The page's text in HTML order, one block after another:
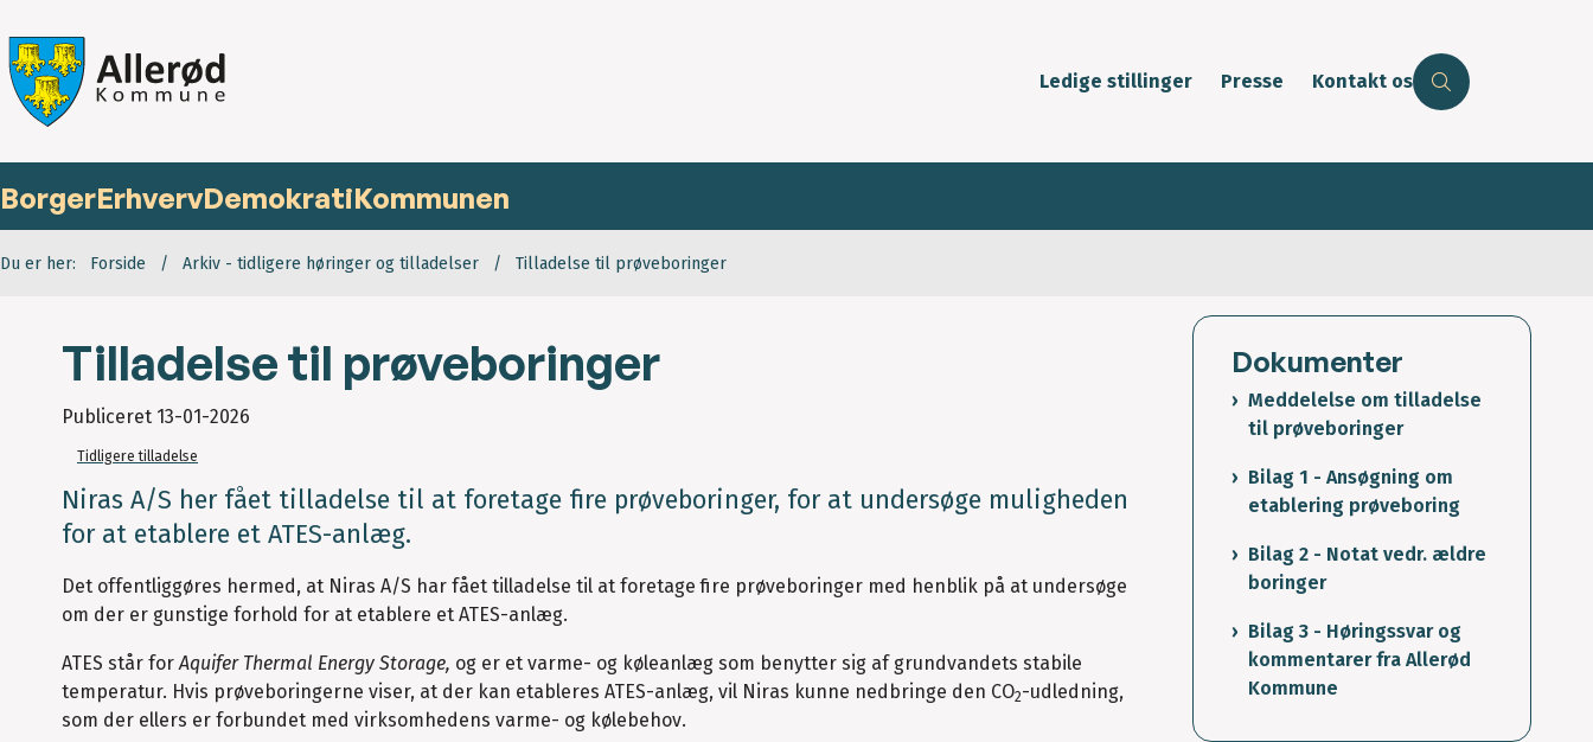
Ledige stillinger Presse Kontakt os
BorgerErhvervDemokratiKommunen
Du er her: Forside Arkiv - tidligere høringer og tilladelser Tilladelse til prøveboringer
Tilladelse til prøveboringer
Publiceret 13-01-2026
Tidligere tilladelse
Niras A/S her fået tilladelse til at foretage fire prøveboringer, for at undersøge muligheden
for at etablere et ATES-anlæg.
Det offentliggøres hermed, at Niras A/S har fået tilladelse til at foretage fire prøveboringer med henblik på at undersøge
om der er gunstige forhold for at etablere et ATES-anlæg.
ATES står forAquifer Thermal Energy Storage, og er et varme- og køleanlæg som benytter sig af grundvandets stabile
temperatur. Hvis prøveboringerne viser, at der kan etableres ATES-anlæg, vil Niras kunne nedbringe den CO2-udledning,
som der ellers er forbundet med virksomhedens varme- og kølebehov.
Dokumenter
Meddelelse om tilladelse
til prøveboringer
Bilag 1 - Ansøgning om
etablering prøveboring
Bilag 2 - Notat vedr. ældre
boringer
Bilag 3 - Høringssvar og
kommentarer fra Allerød
Kommune